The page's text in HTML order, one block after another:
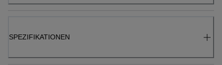
SPEZIFIKATIONEN